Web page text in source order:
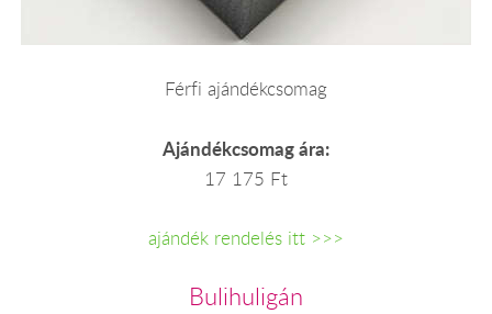
Férfi ajándékcsomag
Ajándékcsomag ára:
17 175 Ft
ajándék rendelés itt >>>
Bulihuligán